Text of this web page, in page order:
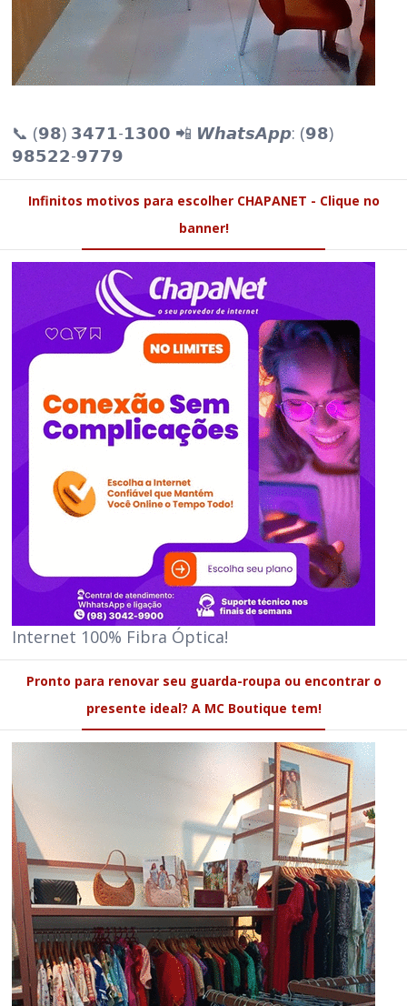
📞 (𝟵𝟴) 𝟯𝟰𝟳𝟭-𝟭𝟯𝟬𝟬 📲 𝙒𝙝𝙖𝙩𝙨𝘼𝙥𝙥: (𝟵𝟴)
𝟵𝟴𝟱𝟮𝟮-𝟵𝟳𝟳𝟵
Infinitos motivos para escolher CHAPANET - Clique no
banner!
Internet 100% Fibra Óptica!
Pronto para renovar seu guarda-roupa ou encontrar o
presente ideal? A MC Boutique tem!